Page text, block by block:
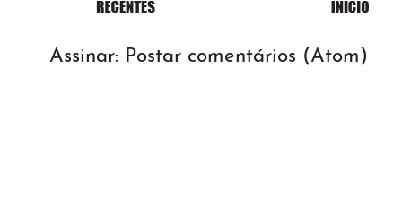
Assinar: Postar comentários (Atom)